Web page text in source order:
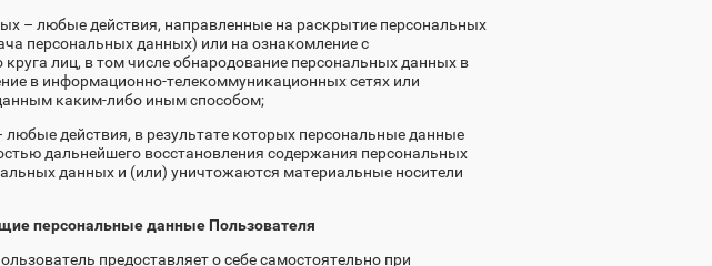
– любые действия, направленные на раскрытие персональных
персональных данных) или на ознакомление с
лиц, в том числе обнародование персональных данных в
в информационно-телекоммуникационных сетях или
каким-либо иным способом;
действия, в результате которых персональные данные
дальнейшего восстановления содержания персональных
данных и (или) уничтожаются материальные носители
персональные данные Пользователя
предоставляет о себе самостоятельно при